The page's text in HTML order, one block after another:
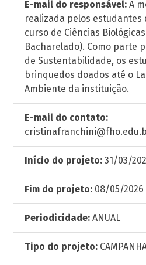
E-mail do responsável: A
realizada pelos estudantes
curso de Ciências
Bacharelado). Como parte
de Sustentabilidade, os
brinquedos doados até o
Ambiente da instituição.
E-mail do contato:
Início do projeto: 31/03/
Fim do projeto: 08/05/2026
Periodicidade: ANUAL
Tipo do projeto: